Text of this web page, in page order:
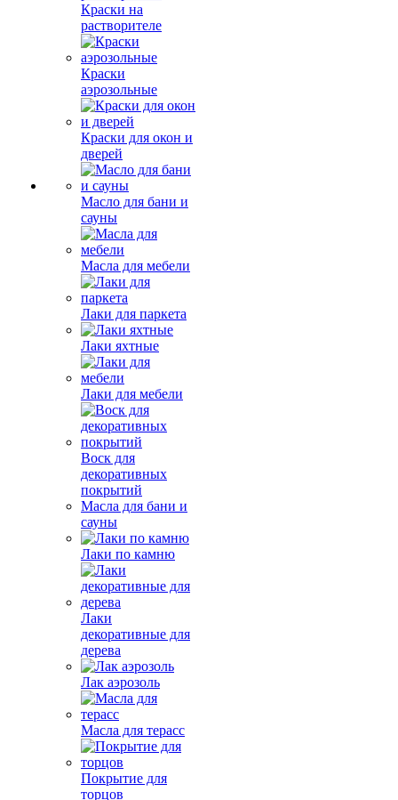
Краски на
растворителе
Краски
аэрозольные
Краски для окон и
дверей
Масло для бани и
сауны
Масла для мебели
Лаки для паркета
Лаки яхтные
Лаки для мебели
Воск для
декоративных
покрытий
Масла для бани и
сауны
Лаки по камню
Лаки
декоративные для
дерева
Лак аэрозоль
Масла для терасс
Покрытие для
торцов